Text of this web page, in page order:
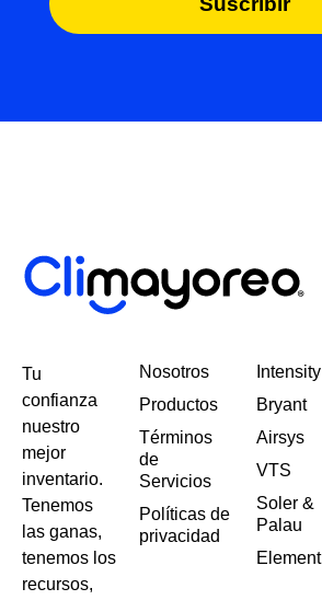
Tu
confianza
nuestro
mejor
inventario.
Tenemos
las ganas,
tenemos los
recursos,
Nosotros
Productos
Términos
de
Servicios
Políticas de
privacidad
Intensity
Bryant
Airsys
VTS
Soler &
Palau
Element